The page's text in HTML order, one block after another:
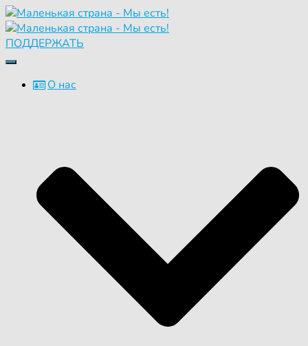
ПОДДЕРЖАТЬ
Переключить
навигациюО нас